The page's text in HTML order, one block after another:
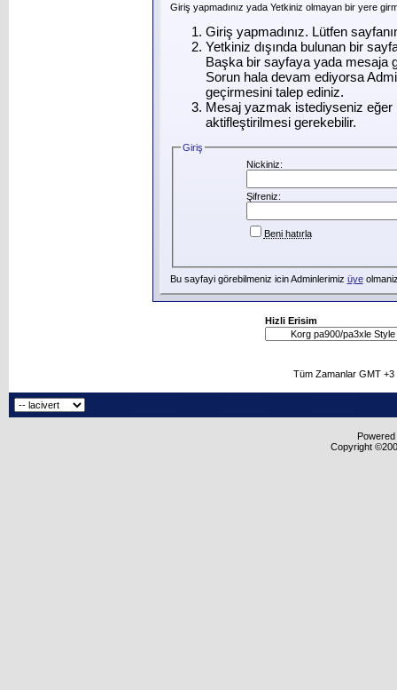
Giriş yapmadınız yada Yetkiniz olmayan bir yere
Giriş yapmadınız. Lütfen
Yetkiniz dışında bulunan bir
Başka bir sayfaya yada mesaja
Sorun hala devam ediyorsa
geçirmesini talep ediniz.
Mesaj yazmak istediyseniz eğer
aktifleştirilmesi gerekebilir.
Giriş
Nickiniz:
Şifreniz:
Beni hatırla
Bu sayfayi görebilmeniz icin Adminlerimiz üye
Hizli Erisim
Tüm Zamanlar GMT
Copyright